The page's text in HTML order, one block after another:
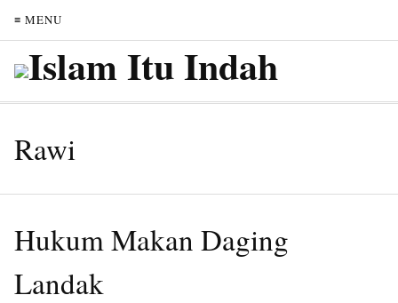
≡ MENU
Rawi
Hukum Makan Daging
Landak